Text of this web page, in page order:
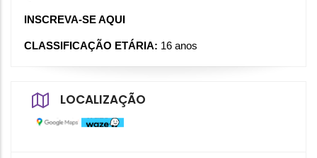
INSCREVA-SE AQUI
CLASSIFICAÇÃO ETÁRIA: 16 anos
LOCALIZAÇÃO